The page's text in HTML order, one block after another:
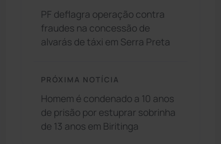
PF deflagra operação contra
fraudes na concessão de
alvarás de táxi em Serra Preta
PRÓXIMA NOTÍCIA
Homem é condenado a 10 anos
de prisão por estuprar sobrinha
de 13 anos em Biritinga